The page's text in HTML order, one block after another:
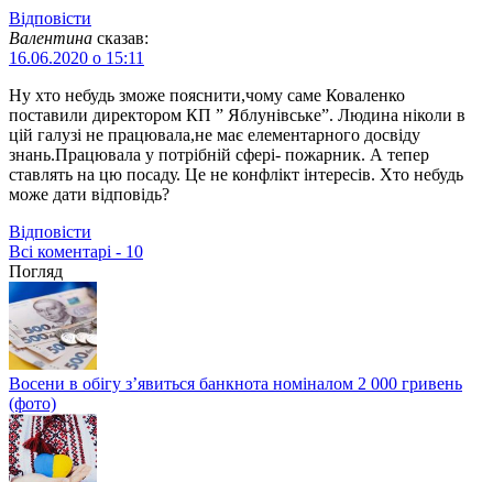
Відповіcти
Валентина сказав:
16.06.2020 о 15:11
Ну хто небудь зможе пояснити,чому саме Коваленко
поставили директором КП ” Яблунівське”. Людина ніколи в
цій галузі не працювала,не має елементарного досвіду
знань.Працювала у потрібній сфері- пожарник. А тепер
ставлять на цю посаду. Це не конфлікт інтересів. Хто небудь
може дати відповідь?
Відповіcти
Всі коментарі - 10
Погляд
Восени в обігу з’явиться банкнота номіналом 2 000 гривень
(фото)